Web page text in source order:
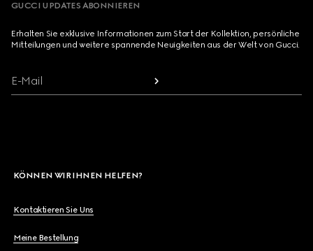
GUCCI UPDATES ABONNIEREN
Erhalten Sie exklusive Informationen zum Start der Kollektion, persönliche
Mitteilungen und weitere spannende Neuigkeiten aus der Welt von Gucci.
E-Mail
KÖNNEN WIR IHNEN HELFEN?
Kontaktieren Sie Uns
Meine Bestellung